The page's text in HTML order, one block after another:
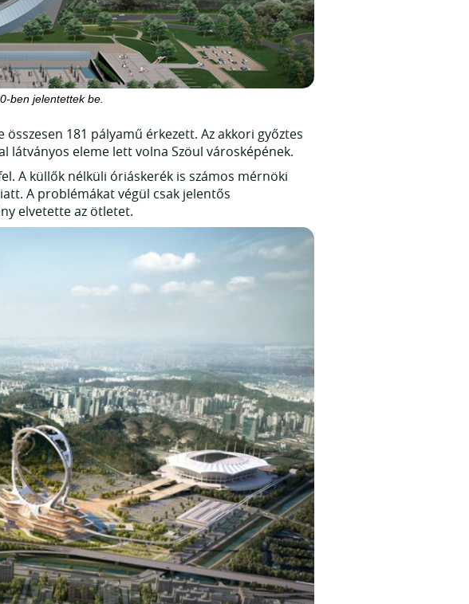
ben jelentettek be.
181 pályamű érkezett. Az akkori győztes
látványos eleme lett volna Szöul városképének.
A küllők nélküli óriáskerék is számos mérnöki
A problémákat végül csak jelentős
elvetette az ötletet.